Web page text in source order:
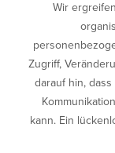
Wir
Zugriff,
darauf hin,
kann. Ein